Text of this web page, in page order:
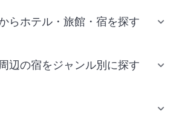
らホテル・旅館・宿を探す
辺の宿をジャンル別に探す